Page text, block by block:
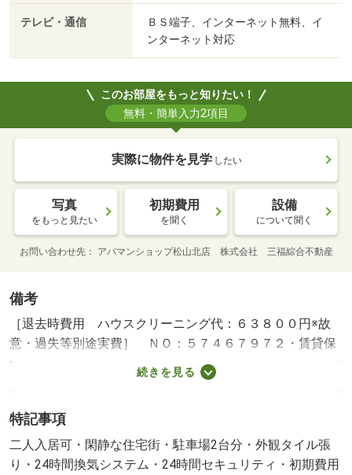
テレビ・通信
ＢＳ端子、インターネット無料、イ
ンターネット対応
このお部屋をもっと知りたい！
無料・簡単入力2項目
実際に物件を見学 したい
写真
をもっと見たい
初期費用
を聞く
設備
について聞く
お問い合わせ先 アパマンショップ松山北店 株式会社 三福綜合不動産
備考
［退去時費用 ハウスクリーニング代：６３８００円※故
意・過失等別途実費］ ＮＯ：５７４６７９７２・賃貸保
証等：加入要（初回：１００００円 毎月：月額賃料の
１％）・初期費用を抑えたお部屋をお探しいたします！！
お問い合わせください！・バイク置場：有・駐輪場：有/消
毒施工料（課税対象） 17050円
続きを見る
特記事項
二人入居可・閑静な住宅街・駐車場2台分・外観タイル張
り・24時間換気システム・24時間セキュリティ・初期費用